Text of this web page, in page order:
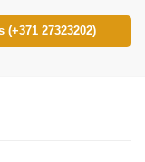
27323202)